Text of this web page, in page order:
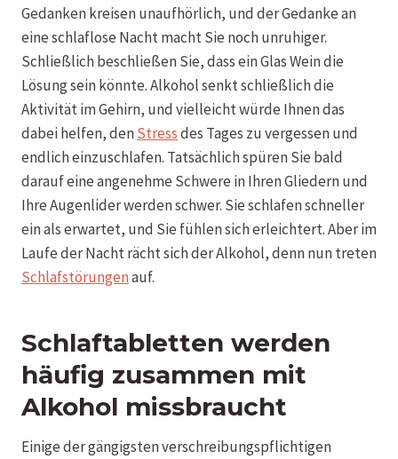
Gedanken kreisen unaufhörlich, und der Gedanke an
eine schlaflose Nacht macht Sie noch unruhiger.
Schließlich beschließen Sie, dass ein Glas Wein die
Lösung sein könnte. Alkohol senkt schließlich die
Aktivität im Gehirn, und vielleicht würde Ihnen das
dabei helfen, denStressdes Tages zu vergessen und
endlich einzuschlafen. Tatsächlich spüren Sie bald
darauf eine angenehme Schwere in Ihren Gliedern und
Ihre Augenlider werden schwer. Sie schlafen schneller
ein als erwartet, und Sie fühlen sich erleichtert. Aberim
Laufe der Nacht rächt sich der Alkohol, denn nun treten
Schlafstörungenauf.
Schlaftabletten werden
häufig zusammen mit
Alkohol missbraucht
Einige der gängigsten verschreibungspflichtigen